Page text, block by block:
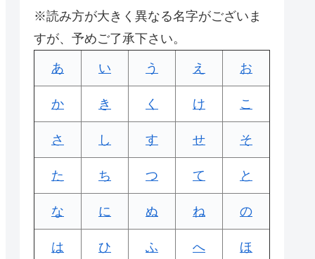
※読み方が大きく異なる名字がございま
すが、予めご了承下さい。
あ い う え お
か き く け こ
さ し す せ そ
た ち つ て と
な に ぬ ね の
は ひ ふ へ ほ